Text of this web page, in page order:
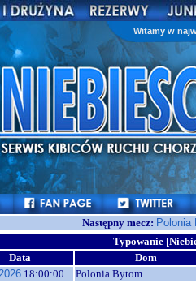
Witamy w
Następny mecz:
Typowanie
Data
Dom
18:00:00
Polonia Bytom